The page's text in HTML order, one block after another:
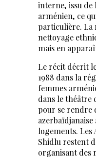
interne, issu de
arménien, ce
particulière. La
nettoyage
mais en
Le récit décrit
1988 dans la
femmes
dans le théâtre
pour se rendre
logements. Les
Shidlu restent
organisant des